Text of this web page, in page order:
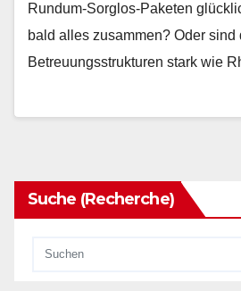
Rundum-Sorglos-Paketen
bald alles zusammen? Oder sind
Betreuungsstrukturen stark wie
Suche (Recherche)